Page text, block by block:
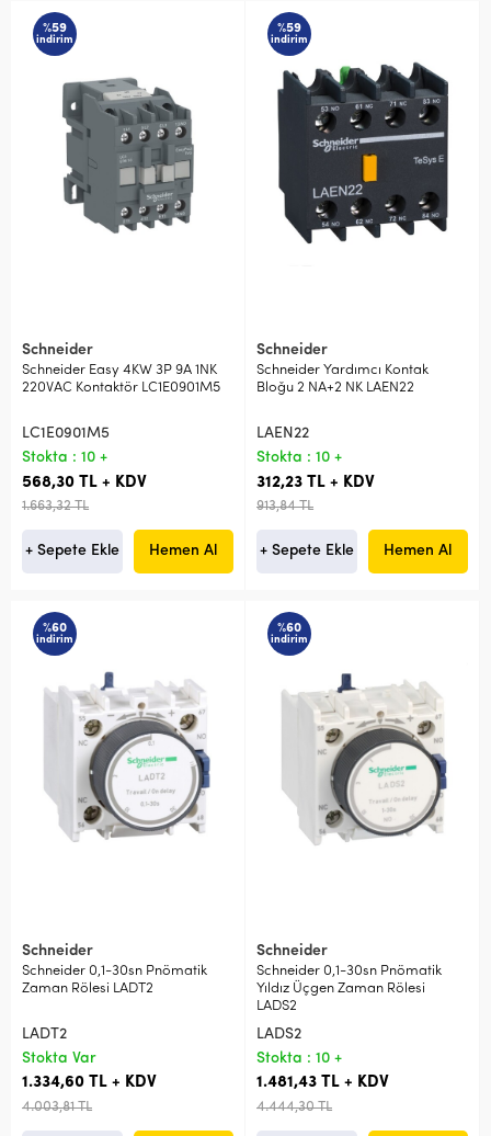
%59
indirim
Schneider
Schneider Easy 4KW 3P 9A 1NK
220VAC Kontaktör LC1E0901M5
LC1E0901M5
Stokta : 10 +
568,30 TL + KDV
1.663,32 TL
+ Sepete Ekle Hemen Al
%59
indirim
Schneider
Schneider Yardımcı Kontak
Bloğu 2 NA+2 NK LAEN22
LAEN22
Stokta : 10 +
312,23 TL + KDV
913,84 TL
+ Sepete Ekle Hemen Al
%60
indirim
Schneider
Schneider 0,1-30sn Pnömatik
Zaman Rölesi LADT2
LADT2
Stokta Var
1.334,60 TL + KDV
4.003,81 TL
%60
indirim
Schneider
Schneider 0,1-30sn Pnömatik
Yıldız Üçgen Zaman Rölesi
LADS2
LADS2
Stokta : 10 +
1.481,43 TL + KDV
4.444,30 TL